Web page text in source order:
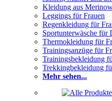
Kleidung aus
Leggings für Frauen
Regenkleidung für
Sportunterwäsche für
Thermokleidung für
Trainingsanzüge für
Trainingsbekleidung
Trekkingbekleidung
Mehr sehen...